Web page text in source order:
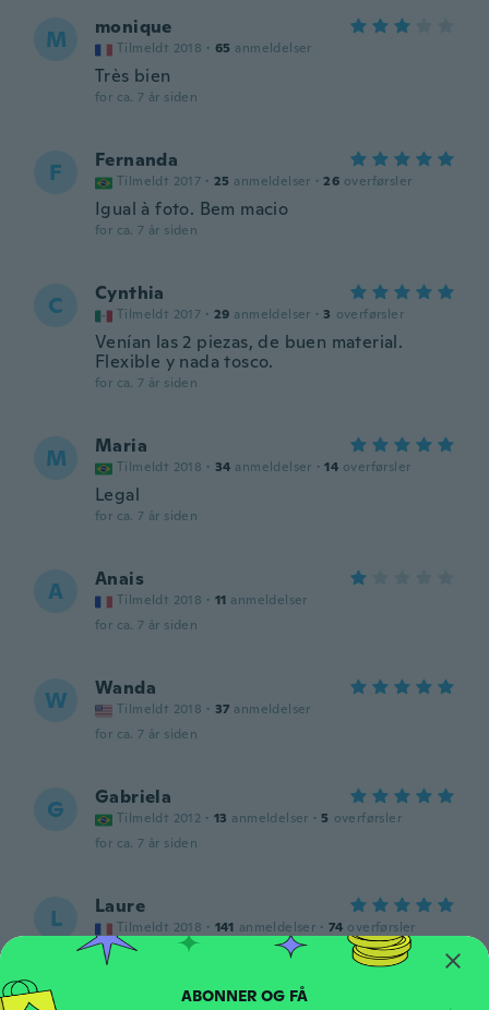
M monique
Tilmeldt 2018 · 65 anmeldelser
Très bien
for ca. 7 år siden
F Fernanda
Tilmeldt 2017 · 25 anmeldelser · 26 overførsler
Igual à foto. Bem macio
for ca. 7 år siden
C Cynthia
Tilmeldt 2017 · 29 anmeldelser · 3 overførsler
Venían las 2 piezas, de buen material.
Flexible y nada tosco.
for ca. 7 år siden
M Maria
Tilmeldt 2018 · 34 anmeldelser · 14 overførsler
Legal
for ca. 7 år siden
A Anais
Tilmeldt 2018 · 11 anmeldelser
for ca. 7 år siden
W Wanda
Tilmeldt 2018 · 37 anmeldelser
for ca. 7 år siden
G Gabriela
Tilmeldt 2012 · 13 anmeldelser · 5 overførsler
for ca. 7 år siden
L Laure
Tilmeldt 2018 · 141 anmeldelser · 74 overførsler
Pour des doigts fins, pas grave si on ne va
pas jusqu'au bout, cela évite de se faire
mordre 😇, sinon article confirme et de